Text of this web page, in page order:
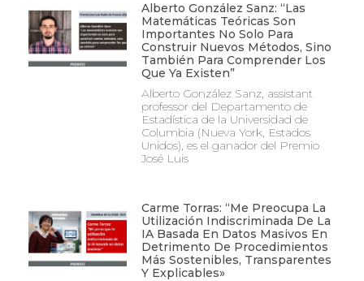
Alberto González Sanz: “Las
Matemáticas Teóricas Son
Importantes No Solo Para
Construir Nuevos Métodos, Sino
También Para Comprender Los
Que Ya Existen”
Alberto González Sanz, assistant
professor del Departamento de
Estadística de la Universidad de
Columbia (Nueva York, Estados
Unidos), es el ganador del Premio
José Luis
Carme Torras: “Me Preocupa La
Utilización Indiscriminada De La
IA Basada En Datos Masivos En
Detrimento De Procedimientos
Más Sostenibles, Transparentes
Y Explicables»